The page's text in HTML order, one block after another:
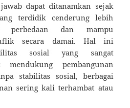
dapat ditanamkan sejak
terdidik cenderung lebih
perbedaan dan mampu
secara damai. Hal ini
sosial yang sangat
pembangunan
stabilitas sosial, berbagai
sering kali terhambat atau